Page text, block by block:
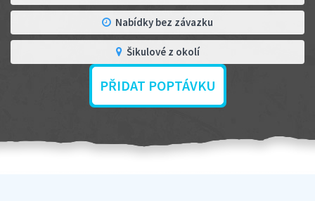
Nabídky bez závazku
Šikulové z okolí
PŘIDAT POPTÁVKU